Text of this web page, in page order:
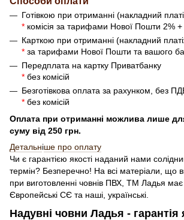
Готівкою при отриманні (накладний
* комісія за тарифами Нової Пошти 2% +
Карткою при отриманні (накладний
* за тарифами Нової Пошти та вашого
Передплата на картку Приватбанку
* без комісій
Безготівкова оплата за рахунком, без
* без комісій
Оплата при отриманні можлива лише
суму від 250 грн.
Детальніше про оплату
Чи є гарантією якості наданий нами
термін? Безперечно! На всі матеріали, що
при виготовленні човнів ПВХ, ТМ Ладья має
Європейські СЄ та наші, українські.
Надувні човни Ладья - гарантія